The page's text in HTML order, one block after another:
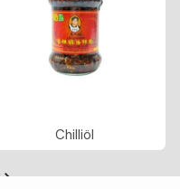
Chilliöl